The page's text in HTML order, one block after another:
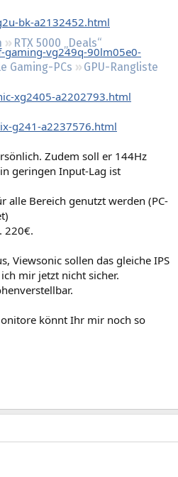
RTX 5000 „Deals“
Gaming-PCs
GPU-Rangliste
bk-a2132452.html
gaming-vg249q-90lm05e0-
xg2405-a2202793.html
g241-a2237576.html
Zudem soll er 144Hz
geringen Input-Lag ist
alle Bereich genutzt werden (PC-
220€.
Viewsonic sollen das gleiche IPS
mir jetzt nicht sicher.
könnt Ihr mir noch so